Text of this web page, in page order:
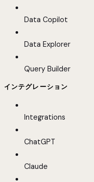
Data Copilot
Data Explorer
Query Builder
インテグレーション
Integrations
ChatGPT
Claude